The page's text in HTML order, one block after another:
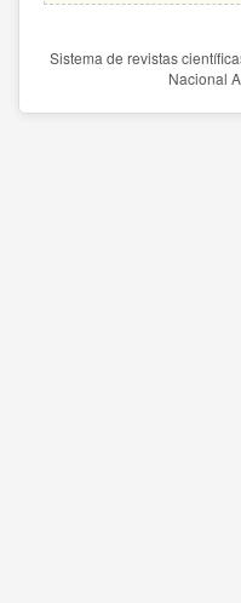
Sistema de revistas
Nacional